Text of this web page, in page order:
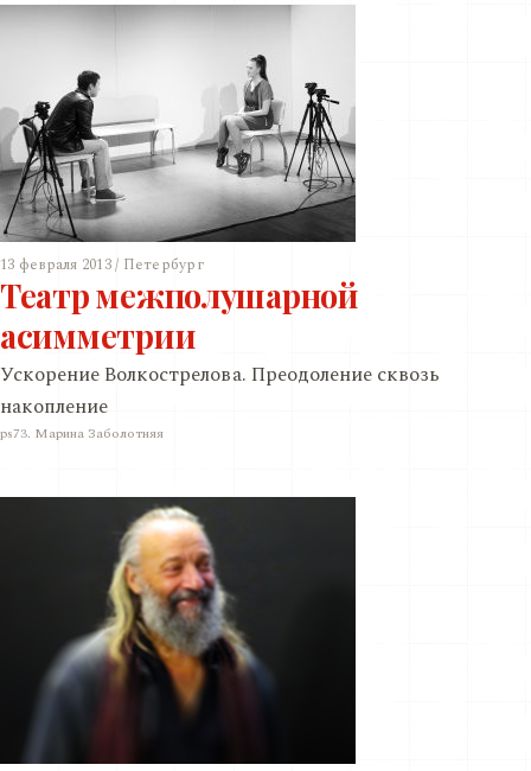
13 февраля 2013 / Петербург
Театр межполушарной
асимметрии
Ускорение Волкострелова. Преодоление сквозь
накопление
ps73. Марина Заболотняя